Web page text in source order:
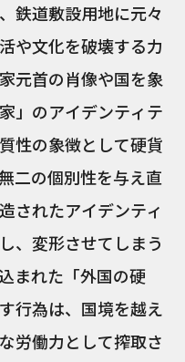
鉄道敷設用地に元々
や文化を破壊する力
元首の肖像や国を象
」のアイデンティテ
性の象徴として硬貨
二の個別性を与え直
されたアイデンティ
、変形させてしまう
まれた「外国の硬
行為は、国境を越え
労働力として搾取さ